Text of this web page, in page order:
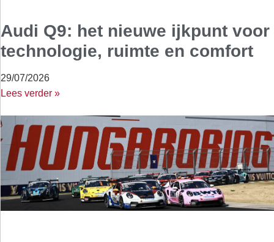
Audi Q9: het nieuwe ijkpunt voor
technologie, ruimte en comfort
29/07/2026
Lees verder »